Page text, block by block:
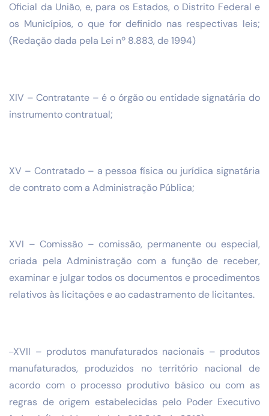
Oficial da União, e, para os Estados, o Distrito Federal e
os Municípios, o que for definido nas respectivas leis;
(Redação dada pela Lei nº 8.883, de 1994)
XIV – Contratante – é o órgão ou entidade signatária do
instrumento contratual;
XV – Contratado – a pessoa física ou jurídica signatária
de contrato com a Administração Pública;
XVI – Comissão – comissão, permanente ou especial,
criada pela Administração com a função de receber,
examinar e julgar todos os documentos e procedimentos
relativos às licitações e ao cadastramento de licitantes.
XVII – produtos manufaturados nacionais – produtos
manufaturados, produzidos no território nacional de
acordo com o processo produtivo básico ou com as
regras de origem estabelecidas pelo Poder Executivo